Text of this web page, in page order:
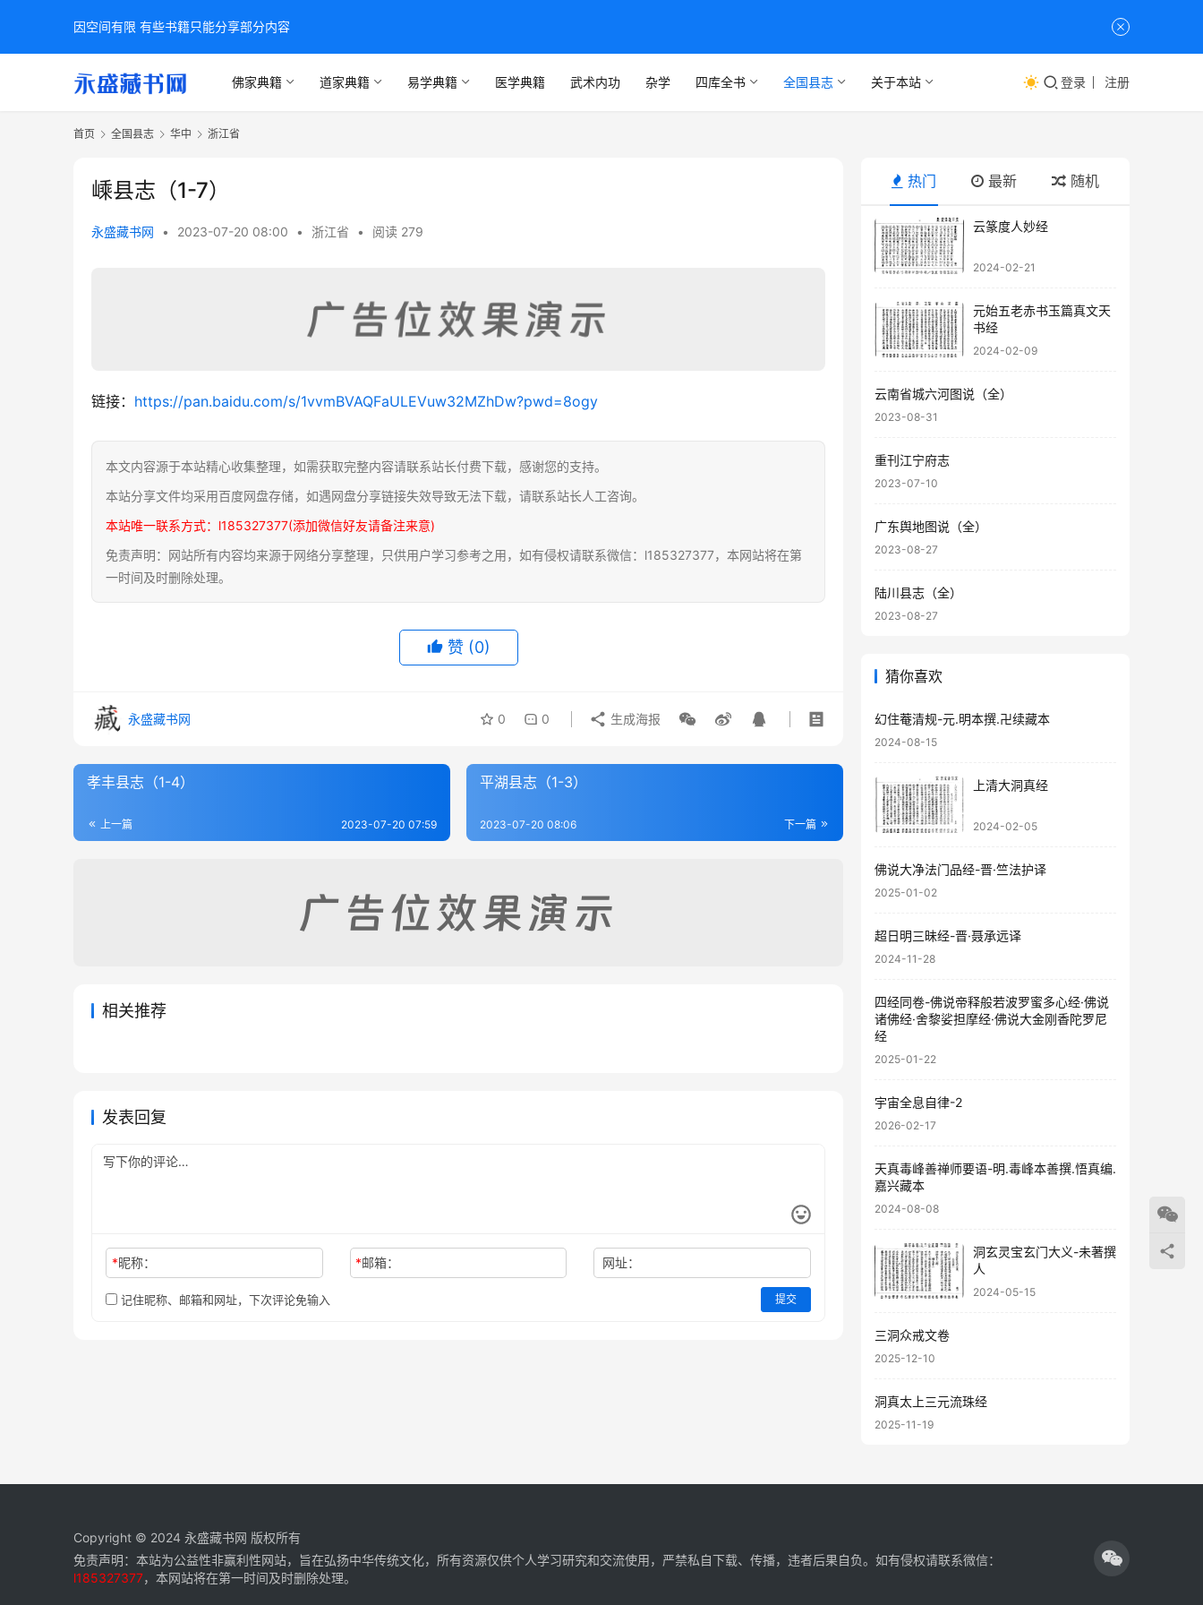
佛家典籍 道家典籍 易学典籍 医学典籍 武术内功 杂学 四库全书 全国县志 关于本站 登录 注册
首页 全国县志 华中 浙江省
嵊县志（1-7）
永盛藏书网 • 2023-07-20 08:00 • 浙江省 • 阅读 279
链接： https://pan.baidu.com/s/1vvmBVAQFaULEVuw32MZhDw?pwd=8ogy
本文内容源于本站精心收集整理，如需获取完整内容请联系站长付费下载，感谢您的支持。
本站分享文件均采用百度网盘存储，如遇网盘分享链接失效导致无法下载，请联系站长人工咨询。
本站唯一联系方式：l185327377(添加微信好友请备注来意)
免责声明：网站所有内容均来源于网络分享整理，只供用户学习参考之用，如有侵权请联系微信：l185327377，本网站将在第
一时间及时删除处理。
赞 (0)
永盛藏书网 0 0 生成海报
孝丰县志（1-4）
上一篇 2023-07-20 07:59
平湖县志（1-3）
下一篇
2023-07-20 08:06
相关推荐
发表回复
*昵称： *邮箱： 网址：
记住昵称、邮箱和网址，下次评论免输入 提交
热门 最新 随机
云篆度人妙经
2024-02-21
元始五老赤书玉篇真文天
书经
2024-02-09
云南省城六河图说（全）
2023-08-31
重刊江宁府志
2023-07-10
广东舆地图说（全）
2023-08-27
陆川县志（全）
2023-08-27
猜你喜欢
幻住菴清规-元.明本撰.卍续藏本
2024-08-15
上清大洞真经
2024-02-05
佛说大净法门品经-晋·竺法护译
2025-01-02
超日明三昧经-晋·聂承远译
2024-11-28
四经同卷-佛说帝释般若波罗蜜多心经·佛说
诸佛经·舍黎娑担摩经·佛说大金刚香陀罗尼
经
2025-01-22
宇宙全息自律-2
2026-02-17
天真毒峰善禅师要语-明.毒峰本善撰.悟真编.
嘉兴藏本
2024-08-08
洞玄灵宝玄门大义-未著撰
人
2024-05-15
三洞众戒文卷
2025-12-10
洞真太上三元流珠经
2025-11-19
Copyright © 2024 永盛藏书网 版权所有
免责声明：本站为公益性非赢利性网站，旨在弘扬中华传统文化，所有资源仅供个人学习研究和交流使用，严禁私自下载、传播，违者后果自负。如有侵权请联系微信：
l185327377，本网站将在第一时间及时删除处理。
因空间有限 有些书籍只能分享部分内容